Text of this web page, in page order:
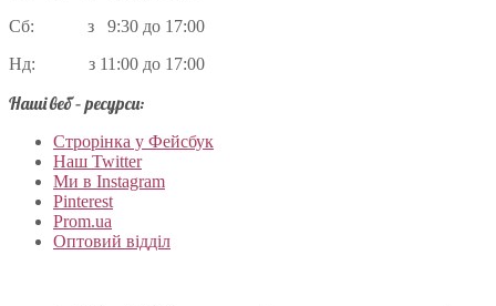
Сб: з 9:30 до 17:00
Нд: з 11:00 до 17:00
Наші веб – ресурси:
Строрінка у Фейсбук
Наш Twitter
Ми в Instagram
Pinterest
Prom.ua
Оптовий відділ